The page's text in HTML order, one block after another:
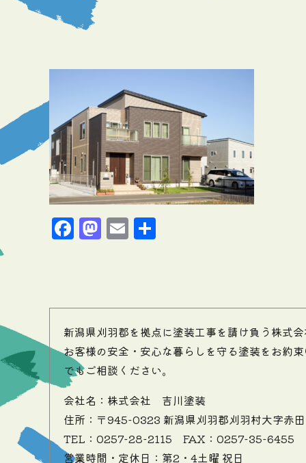
Facebook
Mastodon
Email
新潟県刈羽郡を拠点に塗装工事を請け負う株式
お客様の安全・安心な暮らしを守る塗装をお約
でもご相談ください。
会社名：株式会社 吉川塗装
住所：〒945-0323 新潟県刈羽郡刈羽村大字赤
TEL：0257-28-2115 FAX：0257-35-6455
営業時間・定休日：第2・4土曜 祝日